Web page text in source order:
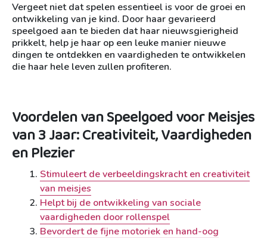
Vergeet niet dat spelen essentieel is voor de groei en
ontwikkeling van je kind. Door haar gevarieerd
speelgoed aan te bieden dat haar nieuwsgierigheid
prikkelt, help je haar op een leuke manier nieuwe
dingen te ontdekken en vaardigheden te ontwikkelen
die haar hele leven zullen profiteren.
Voordelen van Speelgoed voor Meisjes
van 3 Jaar: Creativiteit, Vaardigheden
en Plezier
Stimuleert de verbeeldingskracht en creativiteit
van meisjes
Helpt bij de ontwikkeling van sociale
vaardigheden door rollenspel
Bevordert de fijne motoriek en hand-oog